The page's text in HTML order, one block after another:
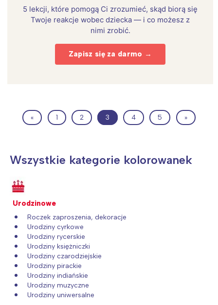
5 lekcji, które pomogą Ci zrozumieć, skąd biorą się
Twoje reakcje wobec dziecka — i co możesz z
nimi zrobić.
Zapisz się za darmo →
« 1 2 3 4 5 »
Wszystkie kategorie kolorowanek
Urodzinowe
Roczek zaproszenia, dekoracje
Urodziny cyrkowe
Urodziny rycerskie
Urodziny księżniczki
Urodziny czarodziejskie
Urodziny pirackie
Urodziny indiańskie
Urodziny muzyczne
Urodziny uniwersalne
Warszawa
Łódź
Trójmiasto
Poznań
Wrocław